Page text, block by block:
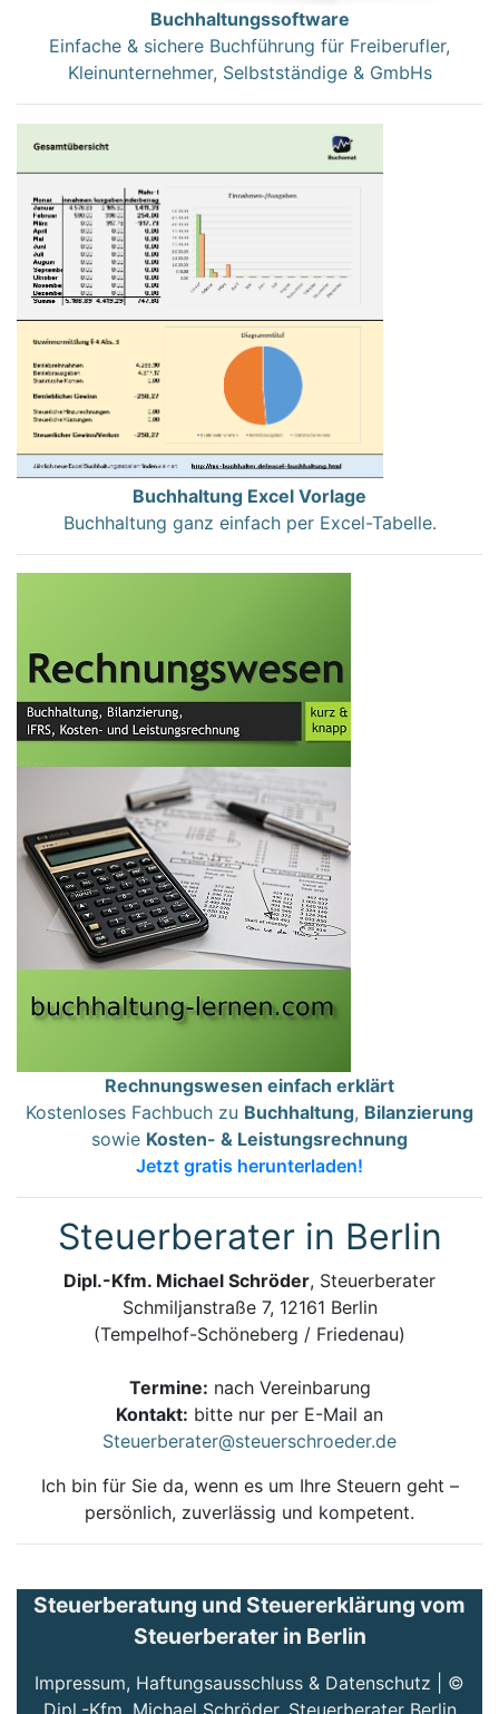
Buchhaltungssoftware
Einfache & sichere Buchführung für Freiberufler,
Kleinunternehmer, Selbstständige & GmbHs
Buchhaltung Excel Vorlage
Buchhaltung ganz einfach per Excel-Tabelle.
Rechnungswesen einfach erklärt
Kostenloses Fachbuch zu Buchhaltung, Bilanzierung
sowie Kosten- & Leistungsrechnung
Jetzt gratis herunterladen!
Steuerberater in Berlin
Dipl.-Kfm. Michael Schröder, Steuerberater
Schmiljanstraße 7, 12161 Berlin
(Tempelhof-Schöneberg / Friedenau)
Termine: nach Vereinbarung
Kontakt: bitte nur per E-Mail an
Steuerberater@steuerschroeder.de
Ich bin für Sie da, wenn es um Ihre Steuern geht –
persönlich, zuverlässig und kompetent.
Steuerberatung und Steuererklärung vom
Steuerberater in Berlin
Impressum, Haftungsausschluss & Datenschutz | ©
Dipl.-Kfm. Michael Schröder, Steuerberater Berlin